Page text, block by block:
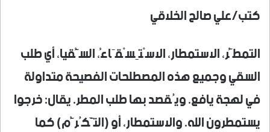
كتب/علي صالح الخلاقي
التمطُّر، الاستمطار، الاسْتِسْقَاءُ، السُّقيا، أي طلب
السقي وجميع هذه المصطلحات الفصيحة متداولة
في لهجة يافع. ويُقصد بها طلب المطر. يقال: خرجوا
يستمطرون الله. والاستمطار، أو (التَّكُرُّم) كما